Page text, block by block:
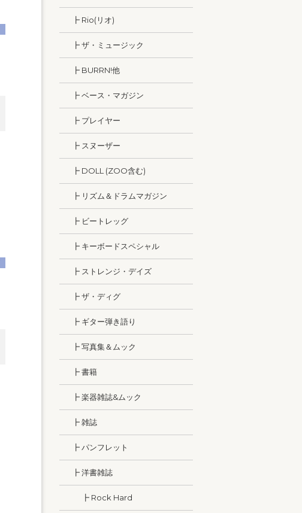
┣ Rio(リオ)
┣ ザ・ミュージック
┣ BURRN!他
┣ ベース・マガジン
┣ プレイヤー
┣ スヌーザー
┣ DOLL (ZOO含む)
┣ リズム＆ドラムマガジン
┣ ビートレッグ
┣ キーボードスペシャル
┣ ストレンジ・デイズ
┣ ザ・ディグ
┣ ギター弾き語り
┣ 写真集＆ムック
┣ 書籍
┣ 楽器雑誌&ムック
┣ 雑誌
┣ パンフレット
┣ 洋書雑誌
┣ Rock Hard